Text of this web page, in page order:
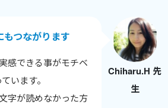
に向けてサポートすることで、やる気
ち続けてもらえるようにしています。
格やTOEICのスコアアップなど、成
告をもらえるのが一番のやりがいで
Chiharu.H 先
生
もつながります
感できる事がモチベ
います。
字が読めなかった方